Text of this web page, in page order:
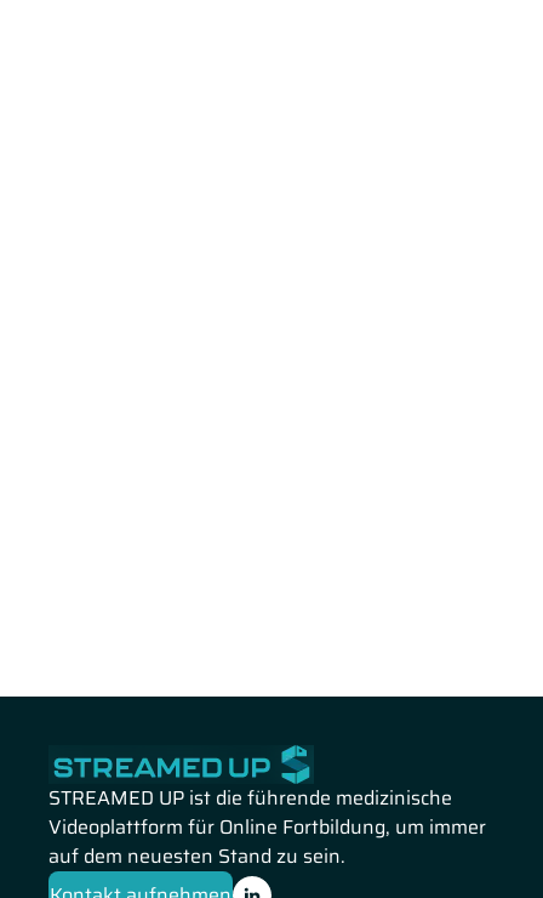
STREAMED UP ist die führende medizinische
Videoplattform für Online Fortbildung, um immer
auf dem neuesten Stand zu sein.